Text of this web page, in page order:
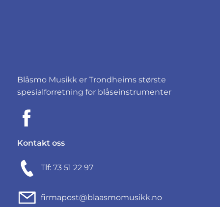
Blåsmo Musikk er Trondheims største
spesialforretning for blåseinstrumenter
Kontakt oss
Tlf: 73 51 22 97
firmapost@blaasmomusikk.no